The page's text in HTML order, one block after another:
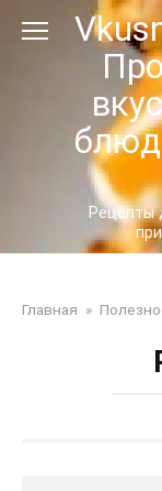
Рецепты
Главная »